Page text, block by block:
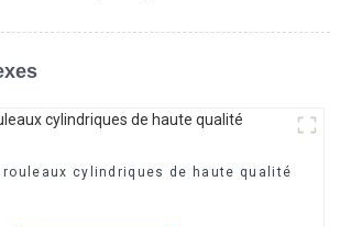
rouleaux cylindriques de haute qualité